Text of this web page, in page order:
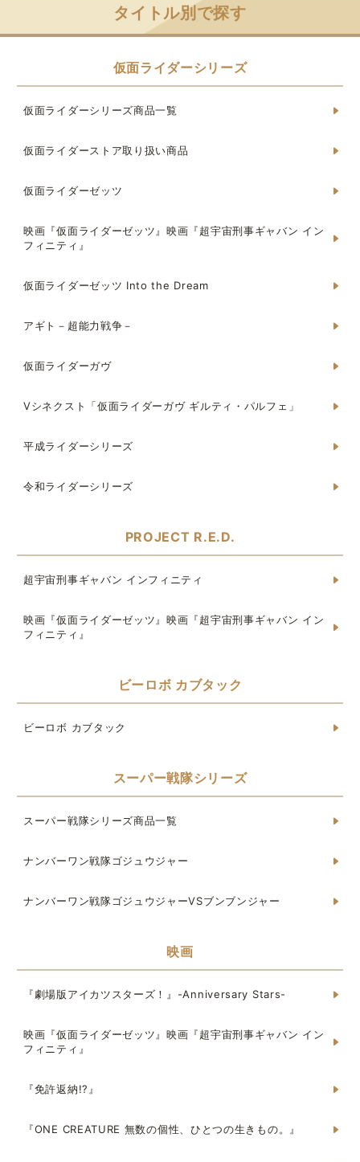
タイトル別で探す
仮面ライダーシリーズ
仮面ライダーシリーズ商品一覧
仮面ライダーストア取り扱い商品
仮面ライダーゼッツ
映画『仮面ライダーゼッツ』映画『超宇宙刑事ギャバン イン
フィニティ』
仮面ライダーゼッツ Into the Dream
アギト－超能力戦争－
仮面ライダーガヴ
Vシネクスト「仮面ライダーガヴ ギルティ・パルフェ」
平成ライダーシリーズ
令和ライダーシリーズ
PROJECT R.E.D.
超宇宙刑事ギャバン インフィニティ
映画『仮面ライダーゼッツ』映画『超宇宙刑事ギャバン イン
フィニティ』
ビーロボ カブタック
ビーロボ カブタック
スーパー戦隊シリーズ
スーパー戦隊シリーズ商品一覧
ナンバーワン戦隊ゴジュウジャー
ナンバーワン戦隊ゴジュウジャーVSブンブンジャー
映画
『劇場版アイカツスターズ！』-Anniversary Stars-
映画『仮面ライダーゼッツ』映画『超宇宙刑事ギャバン イン
フィニティ』
『免許返納!?』
『ONE CREATURE 無数の個性、ひとつの生きもの。』